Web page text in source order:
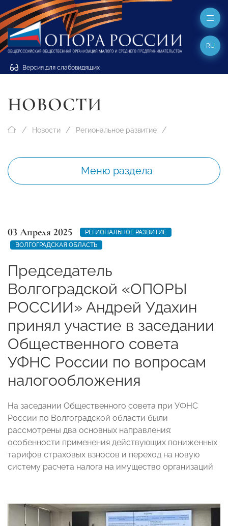
Версия для слабовидящих
RU
НОВОСТИ
Новости Региональное развитие
Меню раздела
03 Апреля 2025
РЕГИОНАЛЬНОЕ РАЗВИТИЕ
ВОЛГОГРАДСКАЯ ОБЛАСТЬ
Председатель
Волгоградской «ОПОРЫ
РОССИИ» Андрей Удахин
принял участие в заседании
Общественного совета
УФНС России по вопросам
налогообложения
На заседании Общественного совета при УФНС
России по Волгоградской области были
рассмотрены два основных направления:
особенности применения действующих пониженных
тарифов страховых взносов и переход на новую
систему расчета налога на имущество организаций.